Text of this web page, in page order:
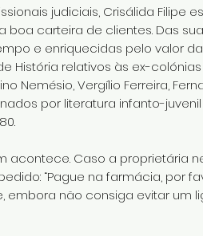
judiciais, Crisálida Filipe
carteira de clientes. Das
e enriquecidas pelo valor
História relativos às ex-
Nemésio, Vergílio Ferreira,
por literatura infanto-
acontece. Caso a proprietária
“Pague na farmácia, por
não consiga evitar um